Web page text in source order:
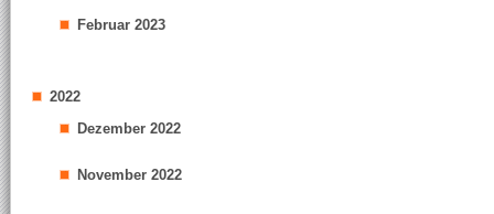
Februar 2023
2022
Dezember 2022
November 2022